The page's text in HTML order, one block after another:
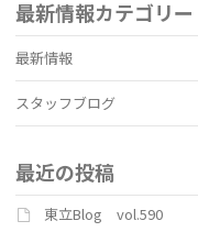
最新情報カテゴリー
最新情報
スタッフブログ
最近の投稿
東立Blog vol.590